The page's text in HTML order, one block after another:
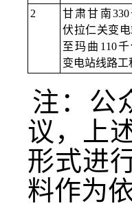
2
甘肃甘南330
伏拉仁关变
至玛曲110千
变电站线路工
注：公
议，上
形式进
料作为